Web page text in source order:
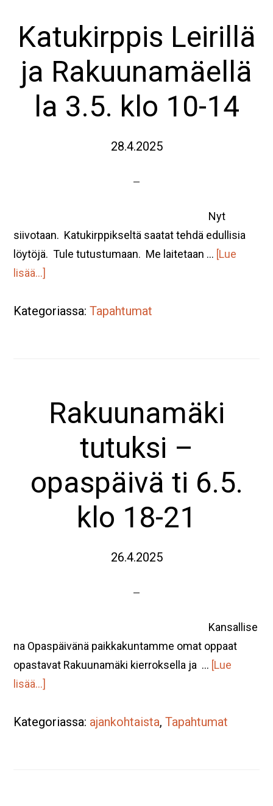
Katukirppis Leirillä
ja Rakuunamäellä
la 3.5. klo 10-14
28.4.2025
Nyt
siivotaan. Katukirppikseltä saatat tehdä edullisia
löytöjä. Tule tutustumaan. Me laitetaan … [Lue
lisää...]
ja
10-
14
Kategoriassa:Tapahtumat
Rakuunamäki
tutuksi –
opaspäivä ti 6.5.
klo 18-21
26.4.2025
Kansallise
na Opaspäivänä paikkakuntamme omat oppaat
opastavat Rakuunamäki kierroksella ja … [Lue
lisää...]
–
Kategoriassa: ajankohtaista,Tapahtumat